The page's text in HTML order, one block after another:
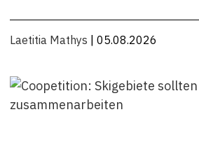
Laetitia Mathys | 05.08.2026